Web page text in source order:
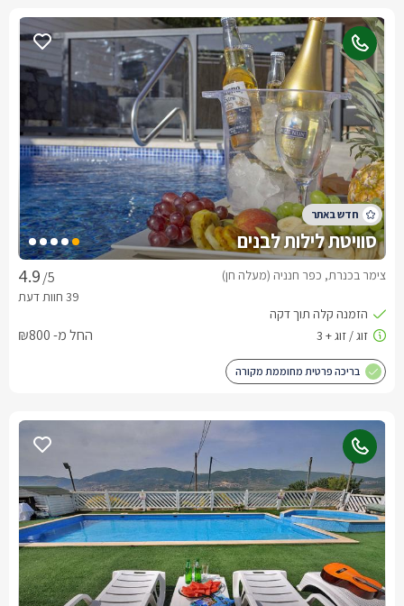
סוויטת לילות לבנים
/5 צימר בכנרת, כפר חנניה (מעלה חן)
החל מ- ₪800
בריכה פרטית מחוממת מקורה